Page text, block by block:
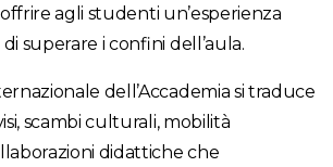
agli studenti un’esperienza
superare i confini dell’aula.
dell’Accademia si traduce
scambi culturali, mobilità
didattiche che